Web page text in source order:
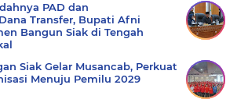
PAD dan
Transfer, Bupati Afni
Bangun Siak di Tengah
Siak Gelar Musancab, Perkuat
Menuju Pemilu 2029